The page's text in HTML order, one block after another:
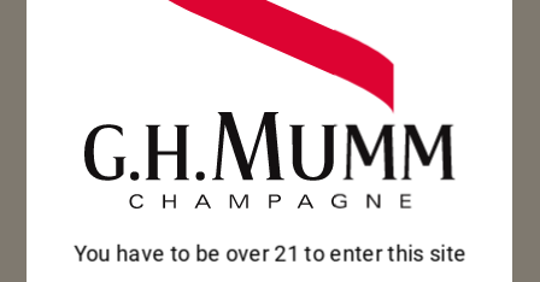
発酵後、ワインを別の樽に移し、味わいを変えてし
まう可能性がある残りの酵母や固形物を除去しま
す。除去後のワインは、まだ発泡性がなく「スティ
ルワイン」と呼ばれます。
ブレンドでは、さまざまなブドウ品種や産地のステ
You have to be over 21 to enter this site